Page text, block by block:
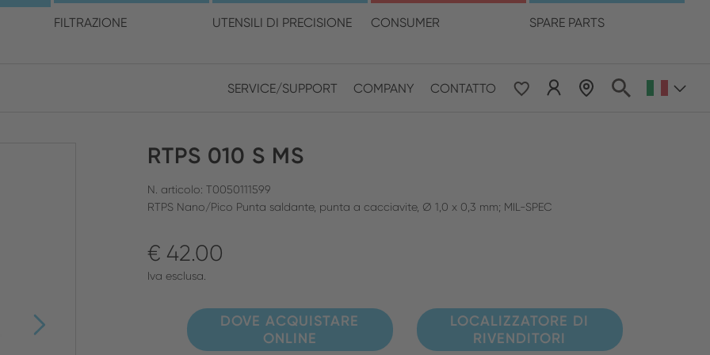
FILTRAZIONE UTENSILI DI PRECISIONE CONSUMER SPARE PARTS
CHIUDI RICERCA
SERVICE/SUPPORT COMPANY CONTATTO
la posizione e la lingua
Asia & Pacific
RTPS 010 S MS
N. articolo: T0050111599
RTPS Nano/Pico Punta saldante, punta a cacciavite, Ø 1,0 x 0,3 mm; MIL-SPEC
€ 42.00
Iva esclusa.
DOVE ACQUISTARE
ONLINE
LOCALIZZATORE DI
RIVENDITORI